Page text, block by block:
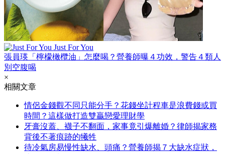
Just For You
張員瑛「檸檬橄欖油」怎麼喝？營養師曝４功效，警告４類人
別空腹喝
×
相關文章
情侶金錢觀不同只能分手？花錢坐計程車是浪費錢或買
時間？這樣做打造雙贏戀愛理財學
牙膏沒蓋、襪子不翻面，家事竟引爆離婚？律師揭家務
背後不著痕跡的犧牲
待冷氣房易慢性缺水、頭痛？營養師揭７大缺水症狀，